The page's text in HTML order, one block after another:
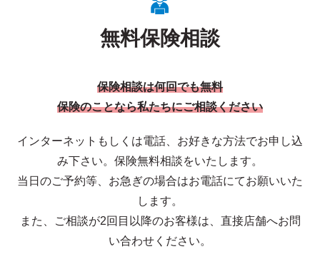
無料保険相談
保険相談は何回でも無料
保険のことなら私たちにご相談ください
インターネットもしくは電話、お好きな方法でお申し込
み下さい。保険無料相談をいたします。
当日のご予約等、お急ぎの場合はお電話にてお願いいた
します。
また、ご相談が2回目以降のお客様は、直接店舗へお問
い合わせください。